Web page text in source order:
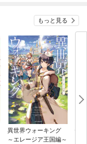
もっと見る
異世界ウォーキング
～エレージア王国編～
デ